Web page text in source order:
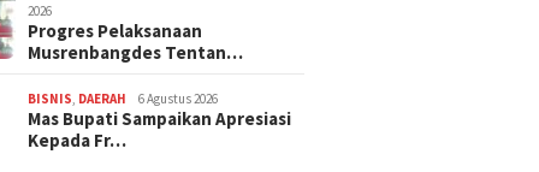
2026
Progres Pelaksanaan
Musrenbangdes Tentan…
BISNIS, DAERAH 6 Agustus 2026
Mas Bupati Sampaikan Apresiasi
Kepada Fr…